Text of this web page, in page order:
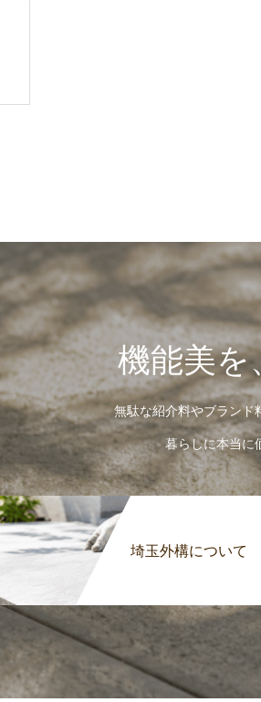
機能美を
無駄な紹介料やブランド
暮らしに本当に
埼玉外構について